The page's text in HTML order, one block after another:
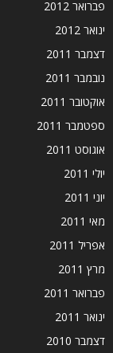
פברואר 2012
ינואר 2012
דצמבר 2011
נובמבר 2011
אוקטובר 2011
ספטמבר 2011
אוגוסט 2011
יולי 2011
יוני 2011
מאי 2011
אפריל 2011
מרץ 2011
פברואר 2011
ינואר 2011
דצמבר 2010